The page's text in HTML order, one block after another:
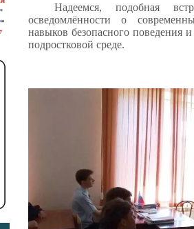
Надеемся, подобная
осведомлённости о
навыков безопасного поведения
подростковой среде.